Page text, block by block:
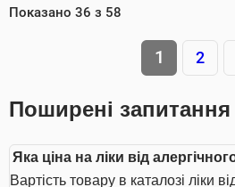
Показано 36 з 58
1 2
Поширені запитання
Яка ціна на ліки від
Вартість товару в каталозі ліки